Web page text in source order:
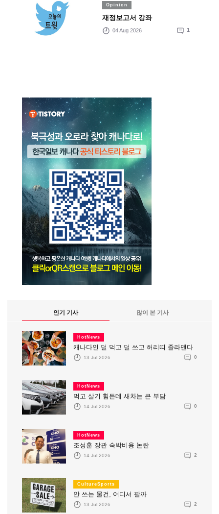
Opinion
재정보고서 강좌
04 Aug 2026 1
인기 기사 많이 본 기사
HotNews
캐나다인 덜 먹고 덜 쓰고 허리띠 졸라맨다
13 Jul 2026 0
HotNews
먹고 살기 힘든데 새차는 큰 부담
14 Jul 2026 0
HotNews
조성훈 장관 숙박비용 논란
14 Jul 2026 2
CultureSports
안 쓰는 물건, 어디서 팔까
13 Jul 2026 2